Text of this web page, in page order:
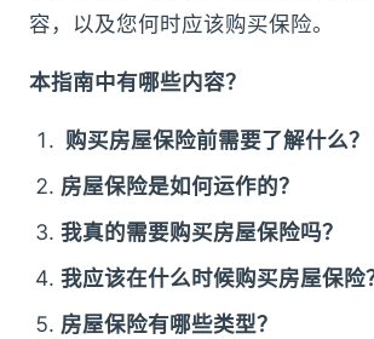
容，以及您何时应该购买保险。
本指南中有哪些内容？
购买房屋保险前需要了解什么？
房屋保险是如何运作的？
我真的需要购买房屋保险吗？
我应该在什么时候购买房屋保险
房屋保险有哪些类型？